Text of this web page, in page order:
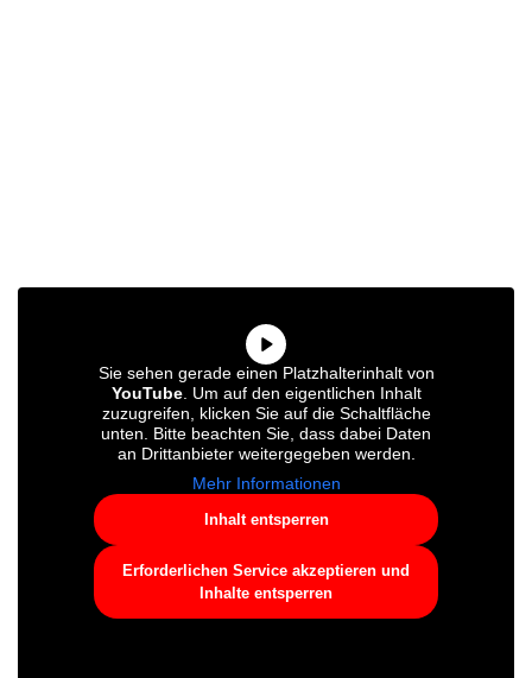
Sie sehen gerade einen Platzhalterinhalt von
YouTube. Um auf den eigentlichen Inhalt
zuzugreifen, klicken Sie auf die Schaltfläche
unten. Bitte beachten Sie, dass dabei Daten
an Drittanbieter weitergegeben werden.
Mehr Informationen
Inhalt entsperren
Erforderlichen Service akzeptieren und
Inhalte entsperren